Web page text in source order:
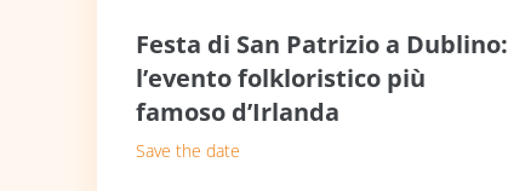
Festa di San Patrizio a Dublino:
l’evento folkloristico più
famoso d’Irlanda
Save the date